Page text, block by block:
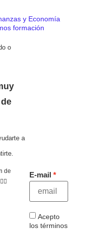
y Economía
formación
o
a
de
E-mail
Acepto
los términos